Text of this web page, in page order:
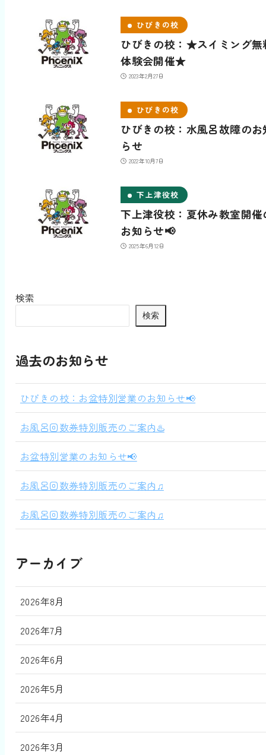
ひびきの校
ひびきの校：★スイミング無
体験会開催★
2023年2月27日
ひびきの校
ひびきの校：水風呂故障のお
らせ
2022年10月7日
下上津役校
下上津役校：夏休み教室開催
お知らせ📢
2025年6月12日
検索
検索
過去のお知らせ
ひびきの校：お盆特別営業のお知らせ📢
お風呂回数券特別販売のご案内♨️
お盆特別営業のお知らせ📢
お風呂回数券特別販売のご案内♫
お風呂回数券特別販売のご案内♫
アーカイブ
2026年8月
2026年7月
2026年6月
2026年5月
2026年4月
2026年3月